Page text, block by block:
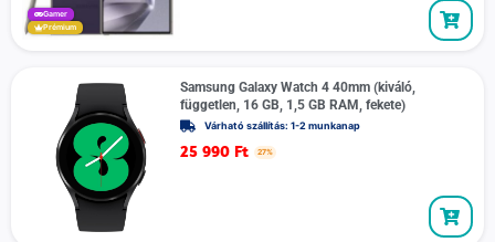
Gamer
Prémium
Samsung Galaxy Watch 4 40mm (kiváló,
független, 16 GB, 1,5 GB RAM, fekete)
Várható szállítás: 1-2 munkanap
25 990 Ft 27%